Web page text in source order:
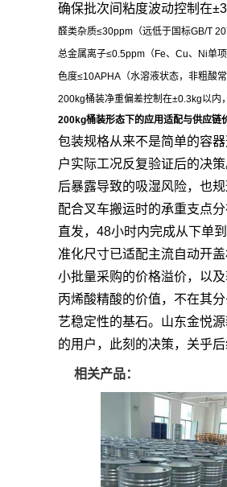
确保批次间粘度波动控制在
醛类杂质≤30ppm（远低于国标GB/T
总金属离子≤0.5ppm（Fe、Cu、Ni单项
色度≤10APHA（水溶液状态，非粗酸常
200kg桶装净重偏差控制在±0.3kg以内
200kg桶装形态下的应用适配与供应链
包装规格从来不是简单的容
户实际工况反复验证后的决
后暴露导致的吸湿风险，也
配合叉车搬运时的承重支点
直发，48小时内完成从下单
准化尺寸已适配主流自动开
小批量采购的价格溢价，以
丙烯酸精酸的价值，不在其
艺稳定性的基石。山东金悦
的用户，此刻的决策，关乎
相关产品：